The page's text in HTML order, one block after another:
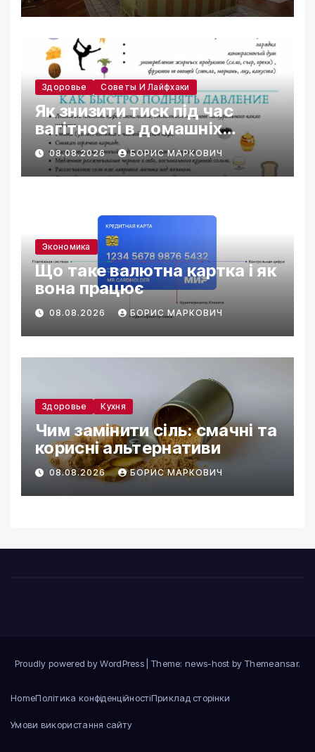
Здоровье Советы И Лайфхаки
Як знизити тиск під час
вагітності в домашніх
умовах
08.08.2026 БОРИС МАРКОВИЧ
Экономика
Що таке валютна картка і як
вона працює
08.08.2026 БОРИС МАРКОВИЧ
Здоровье Кухня
Чим замінити сіль: смачні та
корисні альтернативи
08.08.2026 БОРИС МАРКОВИЧ
Proudly powered by WordPress Theme: news-host by Themeansar.
HomeПолітика конфіденційностіПриклад сторінки
Умови використання сайту